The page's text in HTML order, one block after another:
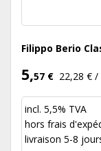
Filippo Berio
5,57 € 22,28 € /
incl. 5,5% TVA
hors frais
livraison 5-8